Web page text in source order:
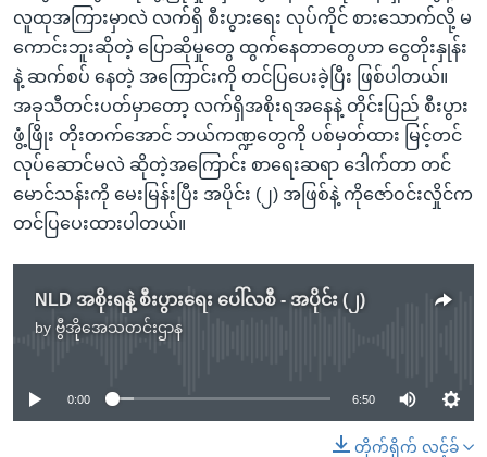
ရန်
နေရာ
သို့
ကျော်
ရန်
လူထုအကြားမှာလဲ လက်ရှိ စီးပွားရေး လုပ်ကိုင် စားသောက်လို့ မ
ကောင်းဘူးဆိုတဲ့ ပြောဆိုမှုတွေ ထွက်နေတာတွေဟာ ငွေတိုးနှုန်း
နဲ့ ဆက်စပ် နေတဲ့ အကြောင်းကို တင်ပြပေးခဲ့ပြီး ဖြစ်ပါတယ်။
အခုသီတင်းပတ်မှာတော့ လက်ရှိအစိုးရအနေနဲ့ တိုင်းပြည် စီးပွား
ဖွံ့ဖြိုး တိုးတက်အောင် ဘယ်ကဏ္ဍတွေကို ပစ်မှတ်ထား မြင့်တင်
လုပ်ဆောင်မလဲ ဆိုတဲ့အကြောင်း စာရေးဆရာ ဒေါက်တာ တင်
မောင်သန်းကို မေးမြန်းပြီး အပိုင်း (၂) အဖြစ်နဲ့ ကိုဇော်ဝင်းလှိုင်က
တင်ပြပေးထားပါတယ်။
NLD အစိုးရနဲ့ စီးပွားရေး ပေါ်လစီ - အပိုင်း (၂)
by ဗွီအိုအေသတင်းဌာန
No media source currently available
0:00 6:50
တိုက်ရိုက် လင့်ခ်